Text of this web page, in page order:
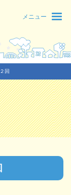
メニュー
回